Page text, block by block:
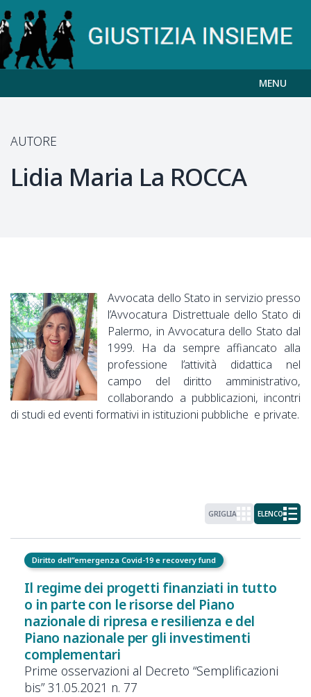
MENU
AUTORE
Lidia Maria La ROCCA
Avvocata dello Stato in servizio presso
l’Avvocatura Distrettuale dello Stato di
Palermo, in Avvocatura dello Stato dal
1999. Ha da sempre affiancato alla
professione l’attività didattica nel
campo del diritto amministrativo,
collaborando a pubblicazioni, incontri
di studi ed eventi formativi in istituzioni pubbliche e private.
GRIGLIA ELENCO
Diritto dell”emergenza Covid-19 e recovery fund
Il regime dei progetti finanziati in tutto
o in parte con le risorse del Piano
nazionale di ripresa e resilienza e del
Piano nazionale per gli investimenti
complementari
Prime osservazioni al Decreto “Semplificazioni
bis” 31.05.2021 n. 77